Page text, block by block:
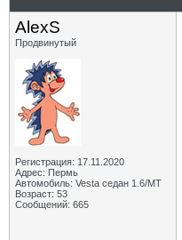
AlexS
Продвинутый
Регистрация: 17.11.2020
Адрес: Пермь
Автомобиль: Vesta седан 1.6/МТ
Возраст: 53
Сообщений: 665